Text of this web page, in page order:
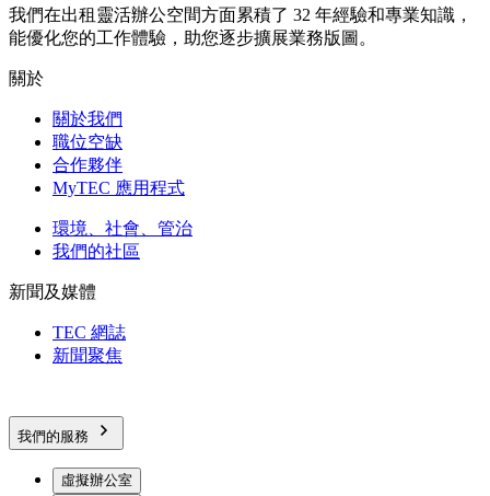
我們在出租靈活辦公空間方面累積了 32 年經驗和專業知識，
能優化您的工作體驗，助您逐步擴展業務版圖。
關於
關於我們
職位空缺
合作夥伴
MyTEC 應用程式
環境、社會、管治
我們的社區
新聞及媒體
TEC 網誌
新聞聚焦
我們的服務
虛擬辦公室